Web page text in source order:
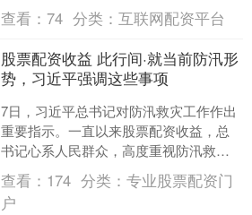
看一张照片。 圆润的脸庞，茂密的胡
子，粗粝的....
查看：74 分类：互联网配资平台
股票配资收益 此行间·就当前防汛形
势，习近平强调这些事项
7日，习近平总书记对防汛救灾工作作出
重要指示。一直以来股票配资收益，总
书记心系人民群众，高度重视防汛救灾
工作。 当前防汛形势严峻复杂股票配资
收益，全力以赴，做好....
查看： 174 分类：专业股票配资门
户